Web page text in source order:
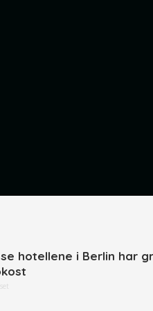
hotellene i Berlin har